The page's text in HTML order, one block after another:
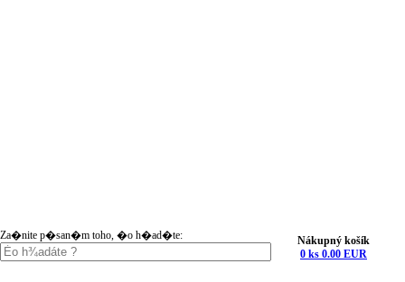
Za�nite p�san�m toho, �o h�ad�te:
Nákupný košík
0 ks 0.00 EUR